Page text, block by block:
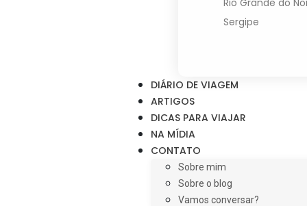
Rio Grande do
Sergipe
DIÁRIO DE VIAGEM
ARTIGOS
DICAS PARA VIAJAR
NA MÍDIA
CONTATO
Sobre mim
Sobre o blog
Vamos conversar?